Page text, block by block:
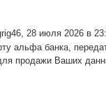
28 июля 2026 в
альфа банка,
продажи Ваших